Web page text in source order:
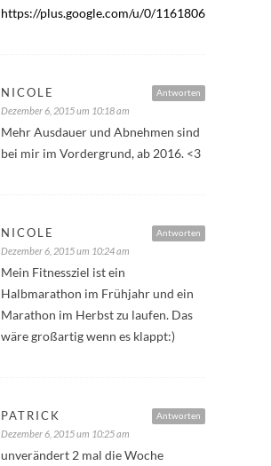
https://plus.google.com/u/0/
Antworten
NICOLE
Dezember 6, 2015 um 10:18 am
Mehr Ausdauer und Abnehmen sind
bei mir im Vordergrund, ab 2016. <3
Antworten
NICOLE
Dezember 6, 2015 um 10:24 am
Mein Fitnessziel ist ein
Halbmarathon im Frühjahr und ein
Marathon im Herbst zu laufen. Das
wäre großartig wenn es klappt:)
Antworten
PATRICK
Dezember 6, 2015 um 10:25 am
unverändert 2 mal die Woche